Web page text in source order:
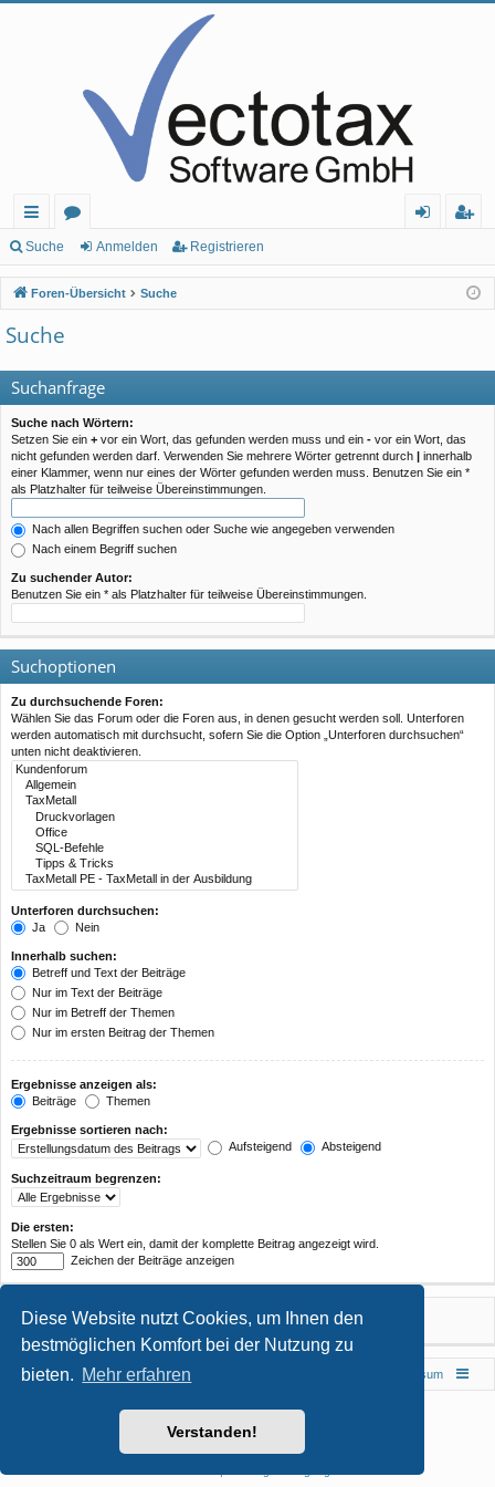
Diese Website nutzt Cookies, um Ihnen den
bestmöglichen Komfort bei der Nutzung zu
bieten. Mehr erfahren
Verstanden!
ch
ne
llz
ug
rif
f
en
m
el
ist
rie
Suche Anmelden Registrieren
Foren-Übersicht Suche
Suche
Suchanfrage
Suche nach Wörtern:
Setzen Sie ein + vor ein Wort, das gefunden werden muss und ein - vor ein Wort, das
nicht gefunden werden darf. Verwenden Sie mehrere Wörter getrennt durch | innerhalb
einer Klammer, wenn nur eines der Wörter gefunden werden muss. Benutzen Sie ein *
als Platzhalter für teilweise Übereinstimmungen.
Nach allen Begriffen suchen oder Suche wie angegeben verwenden
Nach einem Begriff suchen
Zu suchender Autor:
Benutzen Sie ein * als Platzhalter für teilweise Übereinstimmungen.
Suchoptionen
Zu durchsuchende Foren:
Wählen Sie das Forum oder die Foren aus, in denen gesucht werden soll. Unterforen
werden automatisch mit durchsucht, sofern Sie die Option „Unterforen durchsuchen“
unten nicht deaktivieren.
Unterforen durchsuchen:
Ja
Nein
Innerhalb suchen:
Betreff und Text der Beiträge
Nur im Text der Beiträge
Nur im Betreff der Themen
Nur im ersten Beitrag der Themen
Ergebnisse anzeigen als:
Beiträge
Themen
Ergebnisse sortieren nach:
Aufsteigend
Absteigend
Suchzeitraum begrenzen:
Die ersten:
Stellen Sie 0 als Wert ein, damit der komplette Beitrag angezeigt wird.
Zeichen der Beiträge anzeigen
Foren-Übersicht Impressum
Powered byphpBB® Forum Software © phpBB Limited
Style vonArty- phpBB 3.3 von MrGaby
phpBB.de